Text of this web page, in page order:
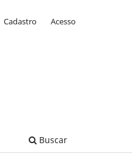
Buscar
Cadastro Acesso